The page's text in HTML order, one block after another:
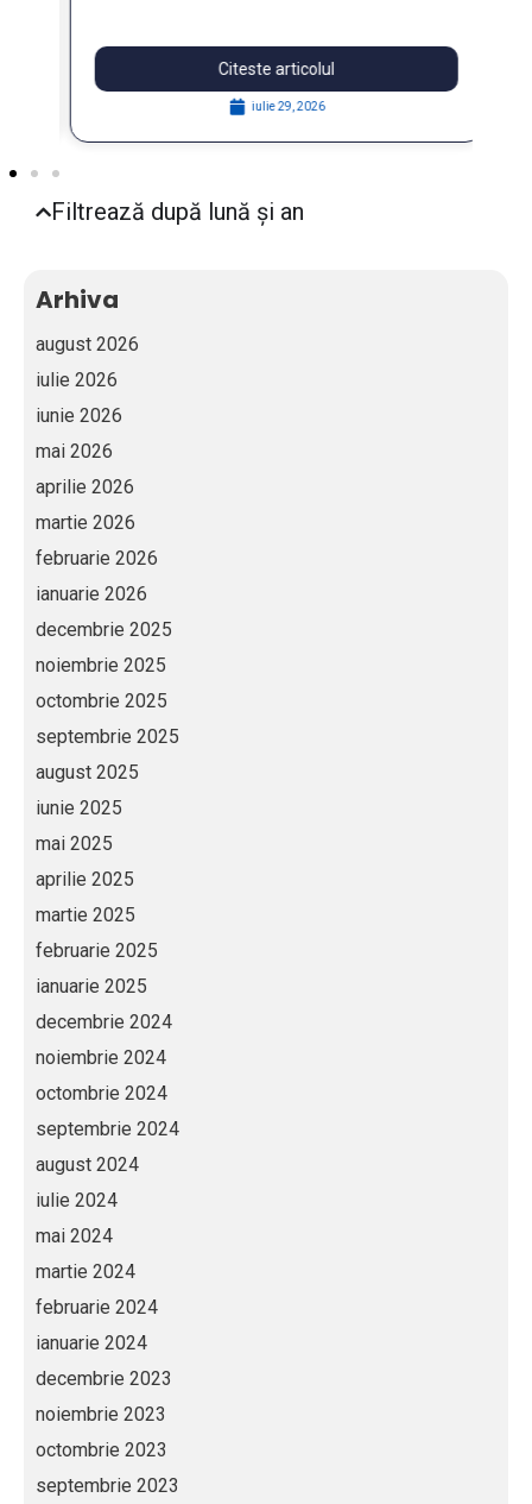
Citeste articolul
iulie 29, 2026
Filtrează după lună și an
Arhiva
august 2026
iulie 2026
iunie 2026
mai 2026
aprilie 2026
martie 2026
februarie 2026
ianuarie 2026
decembrie 2025
noiembrie 2025
octombrie 2025
septembrie 2025
august 2025
iunie 2025
mai 2025
aprilie 2025
martie 2025
februarie 2025
ianuarie 2025
decembrie 2024
noiembrie 2024
octombrie 2024
septembrie 2024
august 2024
iulie 2024
mai 2024
martie 2024
februarie 2024
ianuarie 2024
decembrie 2023
noiembrie 2023
octombrie 2023
septembrie 2023